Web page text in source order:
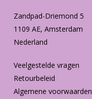
Zandpad-Driemond 5
1109 AE, Amsterdam
Nederland
Veelgestelde vragen
Retourbeleid
Algemene voorwaarden